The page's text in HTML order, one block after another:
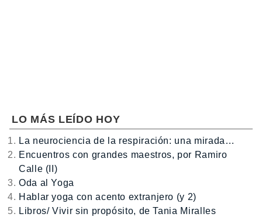
LO MÁS LEÍDO HOY
La neurociencia de la respiración: una mirada…
Encuentros con grandes maestros, por Ramiro
Calle (II)
Oda al Yoga
Hablar yoga con acento extranjero (y 2)
Libros/ Vivir sin propósito, de Tania Miralles